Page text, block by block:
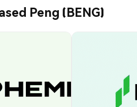
Peng (BENG)